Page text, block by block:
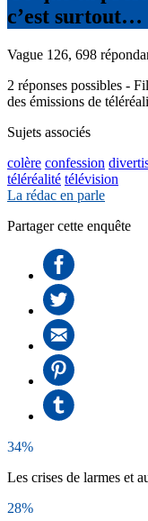
c’est surtout…
Vague 126, 698
2 réponses possibles -
des émissions de
Sujets associés
colère confession
téléréalité télévision
La rédac en parle
Partager cette enquête
34%
Les crises de larmes et
28%